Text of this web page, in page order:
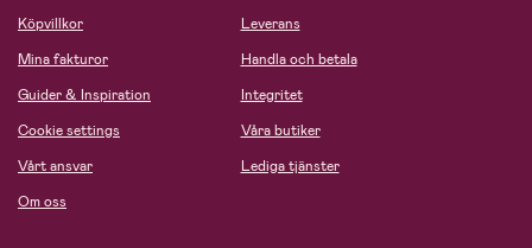
Köpvillkor
Mina fakturor
Guider & Inspiration
Cookie settings
Vårt ansvar
Om oss
Leverans
Handla och betala
Integritet
Våra butiker
Lediga tjänster